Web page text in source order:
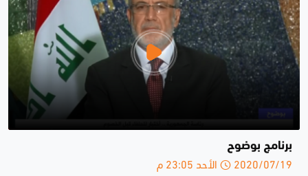
برنامج بوضوح
2020/07/19 الأحد 23:05 م